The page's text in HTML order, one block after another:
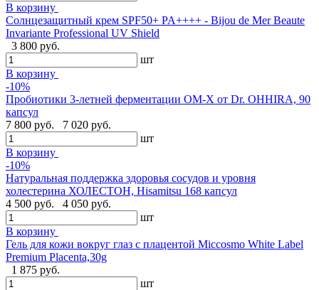
В корзину
Cолнцезащитный крем SPF50+ PA++++ - Bijou de Mer Beaute
Invariante Professional UV Shield
3 800 руб.
шт
В корзину
-10%
Пробиотики 3-летней ферментации OM-X от Dr. OHHIRA, 90
капсул
7 800 руб.
7 020 руб.
шт
В корзину
-10%
Натуральная поддержка здоровья сосудов и уровня
холестерина ХОЛЕСТОН, Hisamitsu 168 капсул
4 500 руб.
4 050 руб.
шт
В корзину
Гель для кожи вокруг глаз с плацентой Miccosmo White Label
Premium Placenta,30g
1 875 руб.
шт